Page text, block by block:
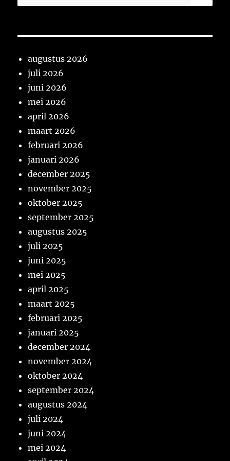
naar:
augustus 2026
juli 2026
juni 2026
mei 2026
april 2026
maart 2026
februari 2026
januari 2026
december 2025
november 2025
oktober 2025
september 2025
augustus 2025
juli 2025
juni 2025
mei 2025
april 2025
maart 2025
februari 2025
januari 2025
december 2024
november 2024
oktober 2024
september 2024
augustus 2024
juli 2024
juni 2024
mei 2024